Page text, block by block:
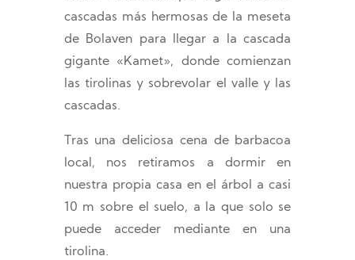
cascadas más hermosas de la meseta
de Bolaven para llegar a la cascada
gigante «Kamet», donde comienzan
las tirolinas y sobrevolar el valle y las
cascadas.
Tras una deliciosa cena de barbacoa
local, nos retiramos a dormir en
nuestra propia casa en el árbol a casi
10 m sobre el suelo, a la que solo se
puede acceder mediante en una
tirolina.